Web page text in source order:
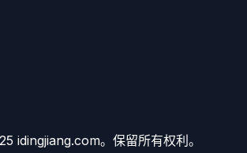
idingjiang.com。保留所有权利。